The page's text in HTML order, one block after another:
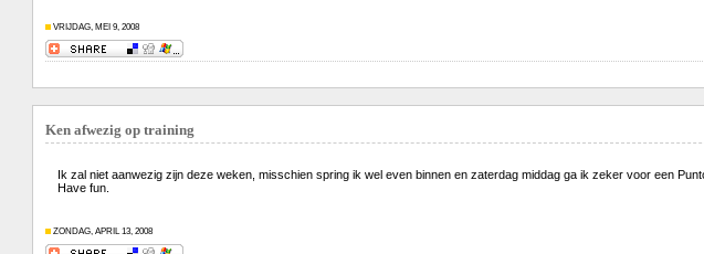
VRIJDAG, MEI 9, 2008
Ken afwezig op training
Ik zal niet aanwezig zijn deze weken, misschien spring ik wel even binnen en zaterdag middag ga ik zeker voor een
Have fun.
ZONDAG, APRIL 13, 2008